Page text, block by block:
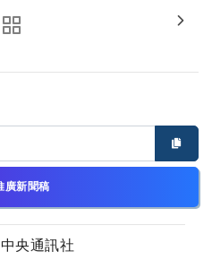
廣新聞稿
央通訊社